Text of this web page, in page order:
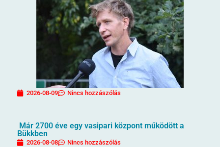
2026-08-09 Nincs hozzászólás
Már 2700 éve egy vasipari központ működött a
Bükkben
2026-08-08 Nincs hozzászólás